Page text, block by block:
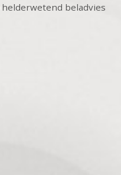
helderwetend beladvies